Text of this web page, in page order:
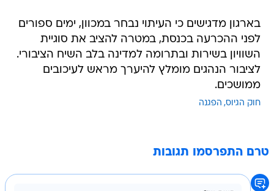
בארגון מדגישים כי העיתוי נבחר במכוון, ימים ספורים
לפני ההכרעה בכנסת, במטרה להציב את סוגיית
השוויון בשירות ובתרומה למדינה בלב השיח הציבורי.
לציבור הנהגים מומלץ להיערך מראש לעיכובים
ממושכים.
חוק הגיוס הפגנה
טרם התפרסמו תגובות